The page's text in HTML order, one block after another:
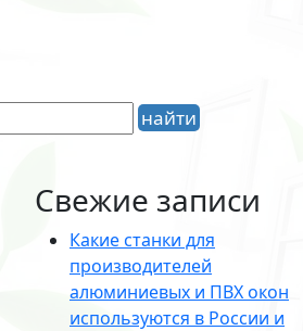
Свежие записи
Какие станки для
производителей
алюминиевых и ПВХ окон
используются в России и